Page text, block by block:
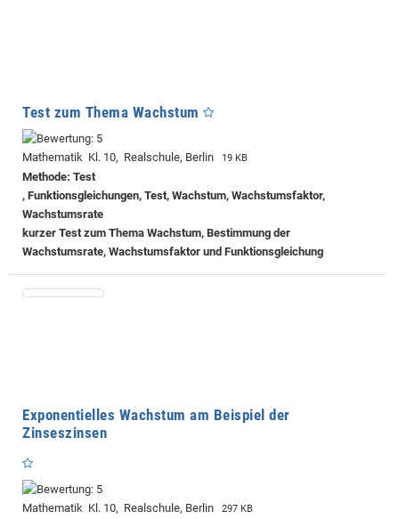
Test zum Thema Wachstum
Mathematik Kl. 10, Realschule, Berlin 19 KB
Methode: Test
, Funktionsgleichungen, Test, Wachstum, Wachstumsfaktor,
Wachstumsrate
kurzer Test zum Thema Wachstum, Bestimmung der
Wachstumsrate, Wachstumsfaktor und Funktionsgleichung
Exponentielles Wachstum am Beispiel der
Zinseszinsen
Mathematik Kl. 10, Realschule, Berlin 297 KB